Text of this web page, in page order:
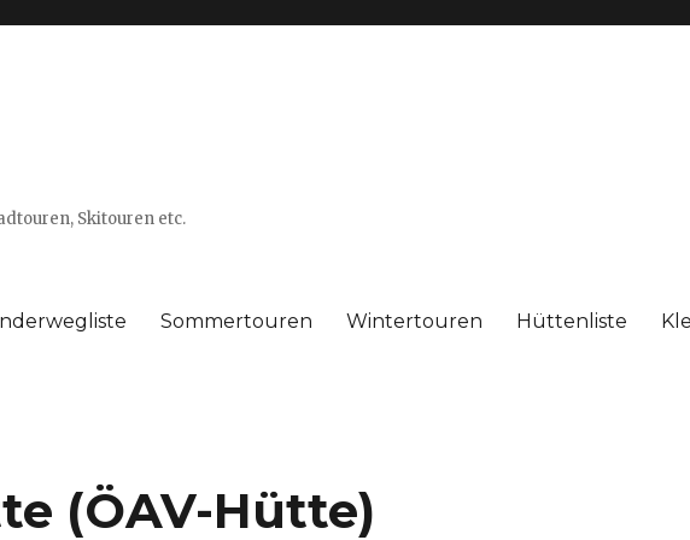
Skitouren etc.
Sommertouren Wintertouren Hüttenliste
(ÖAV-Hütte)